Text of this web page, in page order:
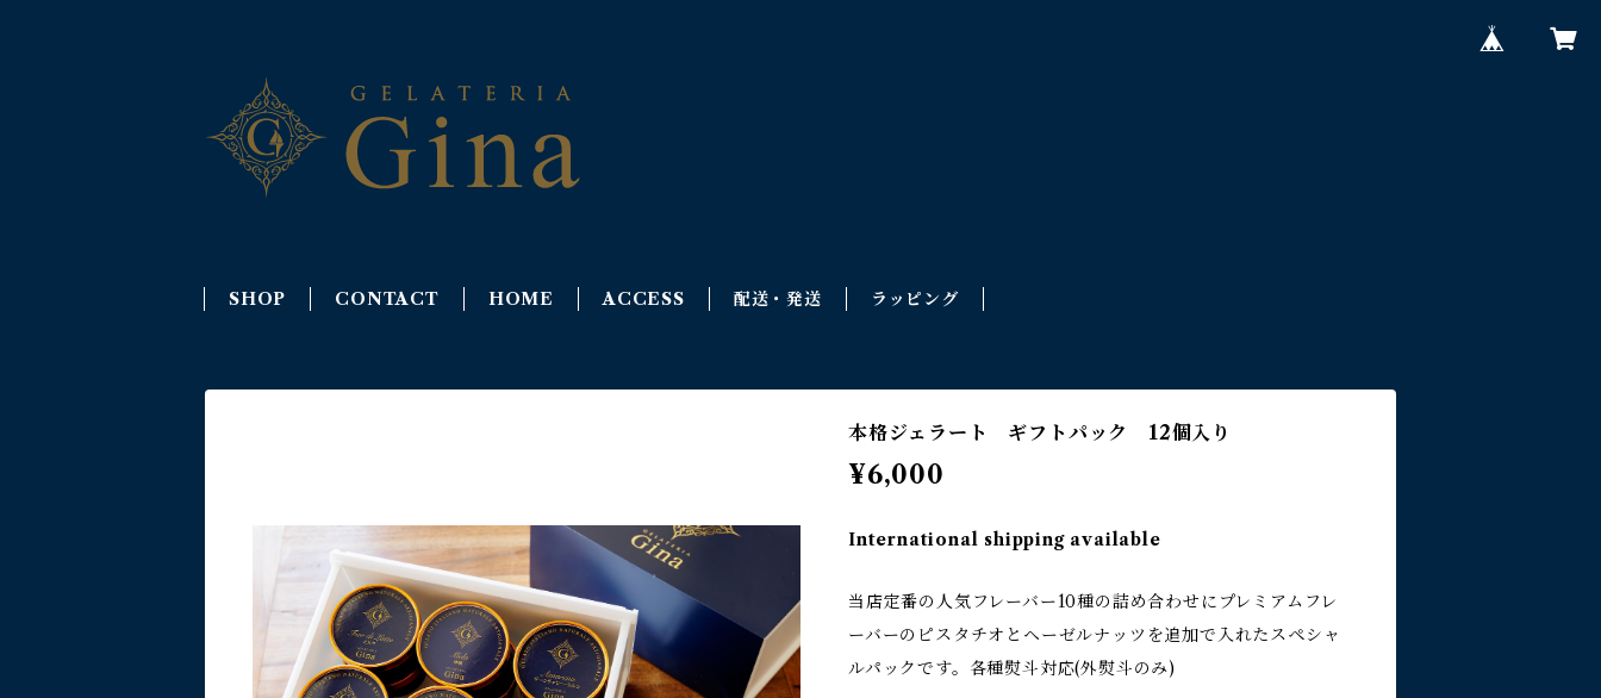
SHOP CONTACT HOME ACCESS 配送・発送 ラッピング
本格ジェラート ギフトパック 12個入り
¥6,000
International shipping available
当店定番の人気フレーバー10種の詰め合わせにプレミアムフレ
ーバーのピスタチオとヘーゼルナッツを追加で入れたスペシャ
ルパックです。各種熨斗対応(外熨斗のみ)